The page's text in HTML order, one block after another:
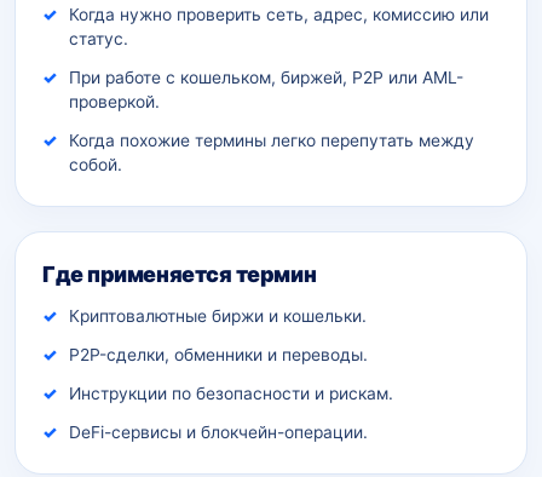
Когда нужно проверить сеть, адрес, комиссию или
статус.
При работе с кошельком, биржей, P2P или AML-
проверкой.
Когда похожие термины легко перепутать между
собой.
Где применяется термин
Криптовалютные биржи и кошельки.
P2P-сделки, обменники и переводы.
Инструкции по безопасности и рискам.
DeFi-сервисы и блокчейн-операции.